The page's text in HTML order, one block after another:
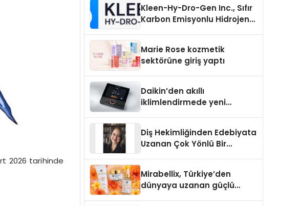
2026 tarihinde
Kleen-Hy-Dro-Gen Inc., Sıfır
Karbon Emisyonlu Hidrojen
Aldı
Marie Rose kozmetik
sektörüne giriş yaptı
Daikin’den akıllı
iklimlendirmede yeni
Diş Hekimliğinden Edebiyata
Uzanan Çok Yönlü Bir
Mirabellix, Türkiye’den
dünyaya uzanan güçlü